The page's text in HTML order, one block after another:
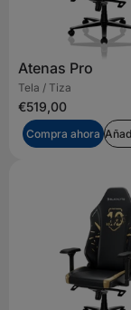
Atenas Pro
Tela / Tiza
€519,00
Compra ahora